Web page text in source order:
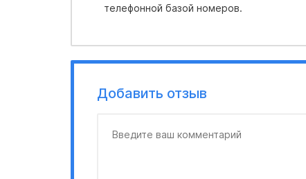
телефонной базой номеров.
Добавить отзыв